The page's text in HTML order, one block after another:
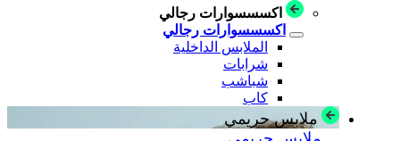
اكسسسوارات رجالي
اكسسسوارات رجالي
الملابس الداخلية
شرابات
شباشب
كاب
ملابس حريمي